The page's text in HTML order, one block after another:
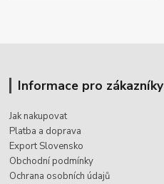
Informace pro zákazníky
Jak nakupovat
Platba a doprava
Export Slovensko
Obchodní podmínky
Ochrana osobních údajů